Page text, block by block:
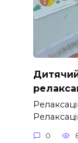
Дитячий
0